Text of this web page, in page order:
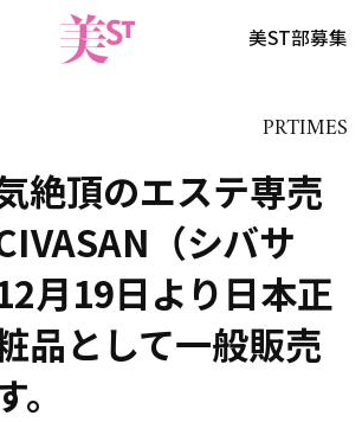
美ST部募集
PRTIMES
絶頂のエステ専売
（シバサ
月19日より日本正
品として一般販売